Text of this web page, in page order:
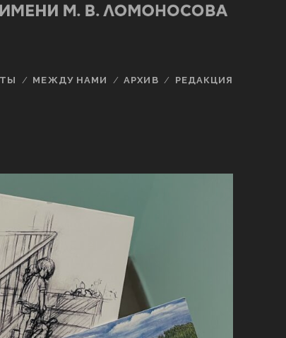
МЕЖДУ НАМИ АРХИВ РЕДАКЦИЯ